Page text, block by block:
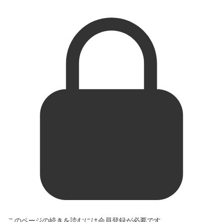
このページの続きを読むには会員登録が必要です